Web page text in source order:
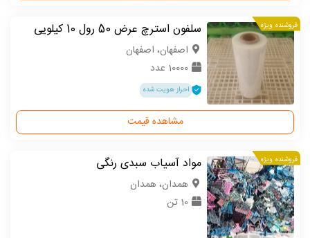
فروشنده ویژه سلفون استرچ عرض 50 رول 10 کیلویی
اصفهان، اصفهان
10000 عدد
احراز هویت شده
مشاهده قیمت
فروشنده ویژه مواد آسیاب سبدی رنگی
همدان، همدان
10 تن